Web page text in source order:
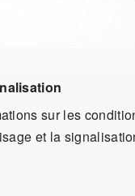
sur les
et la